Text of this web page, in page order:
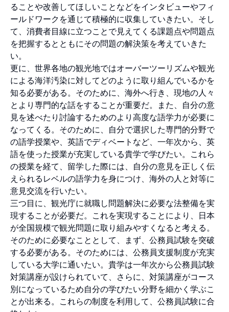
ることや改善してほしいことなどをインタビューやフィ
ールドワークを通じて積極的に収集していきたい。そし
て、消費者目線に立つことで見えてくる課題点や問題点
を把握するとともにその問題の解決策を考えていきた
い。
更に、世界各地の観光地ではオーバーツーリズムや観光
による海洋汚染に対してどのように取り組んでいるかを
知る必要がある。そのために、海外へ行き、現地の人々
とより専門的な話をすることが重要だ。また、自分の意
見を述べたり討論するためのより高度な語学力が必要に
なってくる。そのために、自分で選択した専門的分野で
の語学授業や、英語でディベートなど、一年次から、英
語を使った授業が充実している貴学で学びたい。これら
の授業を経て、留学した際には、自分の意見を正しく伝
えられるレベルの語学力を身につけ、海外の人と対等に
意見交流を行いたい。
三つ目に、観光庁に就職し問題解決に必要な法整備を実
現することが必要だ。これを実現することにより、日本
が全国規模で観光問題に取り組みやすくなると考える。
そのために必要なこととして、まず、公務員試験を突破
する必要がある。そのためには、公務員支援制度が充実
している大学に通いたい。貴学は一年次から公務員試験
対策講座が設けられていて、さらに、対策講座がコース
別になっているため自分の学びたい分野を細かく学ぶこ
とが出来る。これらの制度を利用して、公務員試験に合